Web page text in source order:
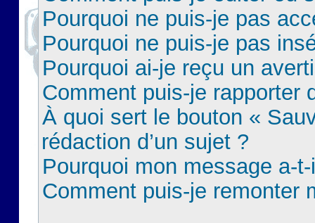
Pourquoi ne puis-je pas
Pourquoi ne puis-je pas
Pourquoi ai-je reçu un
Comment puis-je rapporter
À quoi sert le bouton «
rédaction d’un sujet ?
Pourquoi mon message a-
Comment puis-je remonter